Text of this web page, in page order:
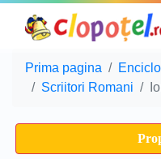
Prima pagina
Scriitori Romani